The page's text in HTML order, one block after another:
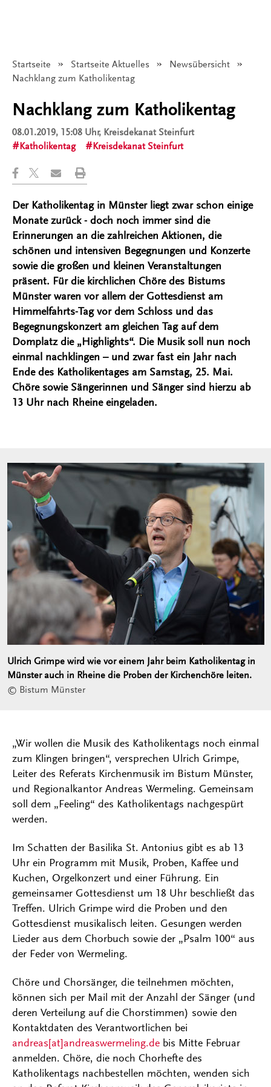
Startseite Startseite Aktuelles
Newsübersicht
Angezeigt:
Nachklang zum Katholikentag
Nachklang zum Katholikentag
08.01.2019, 15:08 Uhr, Kreisdekanat Steinfurt
Katholikentag
Kreisdekanat Steinfurt
Der Katholikentag in Münster liegt zwar schon einige
Monate zurück - doch noch immer sind die
Erinnerungen an die zahlreichen Aktionen, die
schönen und intensiven Begegnungen und Konzerte
sowie die großen und kleinen Veranstaltungen
präsent. Für die kirchlichen Chöre des Bistums
Münster waren vor allem der Gottesdienst am
Himmelfahrts-Tag vor dem Schloss und das
Begegnungskonzert am gleichen Tag auf dem
Domplatz die „Highlights“. Die Musik soll nun noch
einmal nachklingen – und zwar fast ein Jahr nach
Ende des Katholikentages am Samstag, 25. Mai.
Chöre sowie Sängerinnen und Sänger sind hierzu ab
13 Uhr nach Rheine eingeladen.
Ulrich Grimpe wird wie vor einem Jahr beim Katholikentag in
Münster auch in Rheine die Proben der Kirchenchöre leiten.
© Bistum Münster
„Wir wollen die Musik des Katholikentags noch einmal
zum Klingen bringen“, versprechen Ulrich Grimpe,
Leiter des Referats Kirchenmusik im Bistum Münster,
und Regionalkantor Andreas Wermeling. Gemeinsam
soll dem „Feeling“ des Katholikentags nachgespürt
werden.
Im Schatten der Basilika St. Antonius gibt es ab 13
Uhr ein Programm mit Musik, Proben, Kaffee und
Kuchen, Orgelkonzert und einer Führung. Ein
gemeinsamer Gottesdienst um 18 Uhr beschließt das
Treffen. Ulrich Grimpe wird die Proben und den
Gottesdienst musikalisch leiten. Gesungen werden
Lieder aus dem Chorbuch sowie der „Psalm 100“ aus
der Feder von Wermeling.
Chöre und Chorsänger, die teilnehmen möchten,
können sich per Mail mit der Anzahl der Sänger (und
deren Verteilung auf die Chorstimmen) sowie den
Kontaktdaten des Verantwortlichen bei
andreas[at]andreaswermeling.de bis Mitte Februar
anmelden. Chöre, die noch Chorhefte des
Katholikentags nachbestellen möchten, wenden sich